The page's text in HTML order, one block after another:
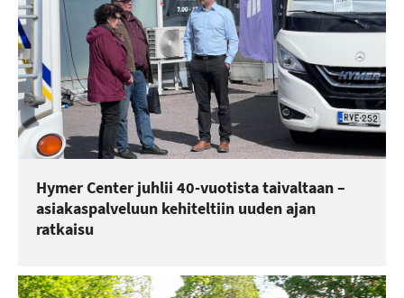
Hymer Center juhlii 40-vuotista taivaltaan –
asiakaspalveluun kehiteltiin uuden ajan
ratkaisu